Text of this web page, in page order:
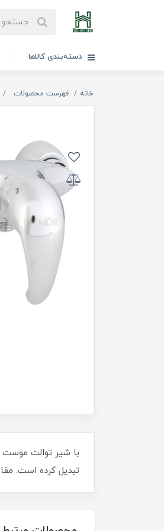
دسته‌بندی کالاها
خانه فهرست محصولات
با شیر توالت موست
تبدیل کرده است.